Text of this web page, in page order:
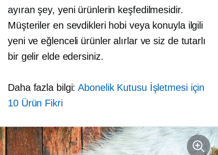
ayıran şey, yeni ürünlerin keşfedilmesidir.
Müşteriler en sevdikleri hobi veya konuyla ilgili
yeni ve eğlenceli ürünler alırlar ve siz de tutarlı
bir gelir elde edersiniz.
Daha fazla bilgi:Abonelik Kutusu İşletmesi için
10 Ürün Fikri